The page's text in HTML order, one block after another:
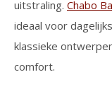
uitstraling. Chabo
ideaal voor
klassieke
comfort.